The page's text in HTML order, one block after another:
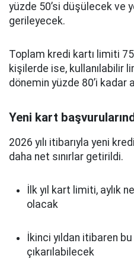
yüzde 50’si düşülecek ve
gerileyecek.
Toplam kredi kartı limiti
kişilerde ise, kullanılabilir
dönemin yüzde 80’i kadar
Yeni kart
2026 yılı itibarıyla yeni
daha net sınırlar getirildi.
İlk yıl kart limiti, aylık
olacak
İkinci yıldan itibaren
çıkarılabilecek